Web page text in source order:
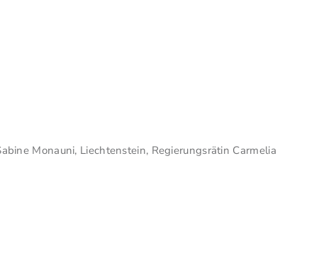
Monauni, Liechtenstein, Regierungsrätin Carmelia